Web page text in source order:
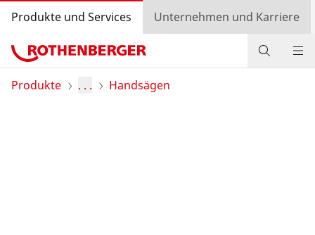
Produkte und Services Unternehmen und Karriere
Produkte
Produkte . . . Handsägen